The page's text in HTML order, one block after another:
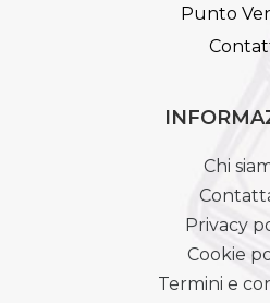
Punto
Chi
Privacy
Cookie
Termini e